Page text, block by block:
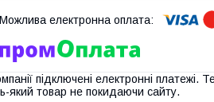
підключені електронні платежі.
який товар не покидаючи сайту.